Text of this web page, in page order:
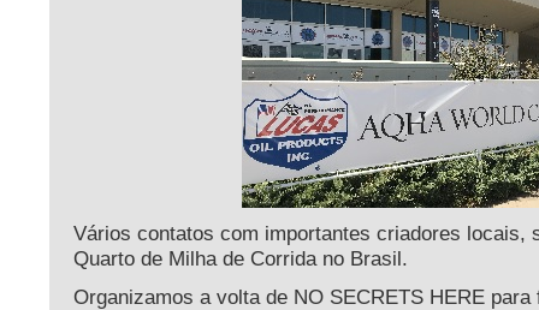
Vários contatos com importantes criadores locais,
Quarto de Milha de Corrida no Brasil.
Organizamos a volta de NO SECRETS HERE